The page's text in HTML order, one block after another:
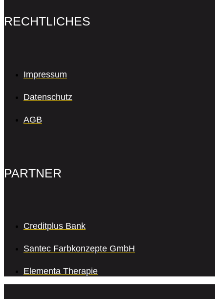
RECHTLICHES
Impressum
Datenschutz
AGB
PARTNER
Creditplus Bank
Santec Farbkonzepte GmbH
Elementa Therapie